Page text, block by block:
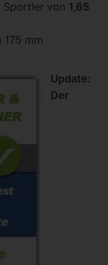
Sportler von 1,65
175 mm
Update:
Der